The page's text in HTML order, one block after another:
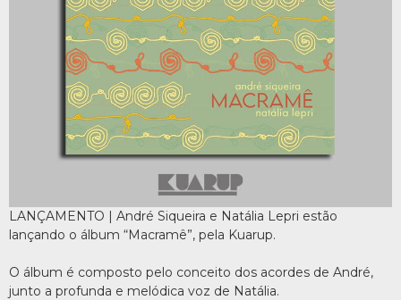
LANÇAMENTO | André Siqueira e Natália Lepri estão
lançando o álbum “Macramê”, pela Kuarup.
O álbum é composto pelo conceito dos acordes de André,
junto a profunda e melódica voz de Natália.